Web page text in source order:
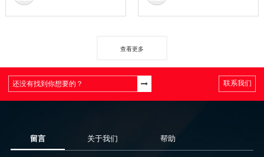
查看更多
联系我们
留言 关于我们 帮助